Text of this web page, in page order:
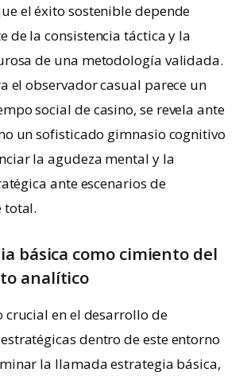
el éxito sostenible depende
de la consistencia táctica y la
de una metodología validada.
el observador casual parece un
social de casino, se revela ante
un sofisticado gimnasio cognitivo
la agudeza mental y la
ante escenarios de
total.
básica como cimiento del
analítico
crucial en el desarrollo de
dentro de este entorno
la llamada estrategia básica,